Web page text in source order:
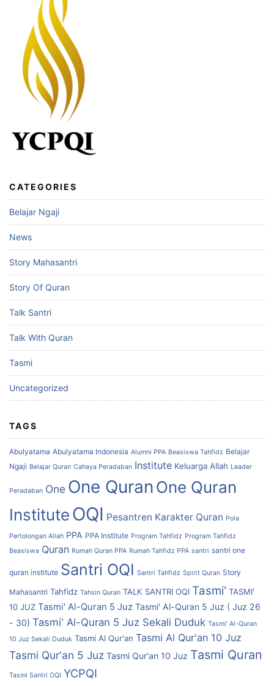
CATEGORIES
Belajar Ngaji
News
Story Mahasantri
Story Of Quran
Talk Santri
Talk With Quran
Tasmi
Uncategorized
TAGS
Abulyatama Abulyatama Indonesia Alumni PPA Beasiswa Tahfidz Belajar
Ngaji Belajar Quran Cahaya Peradaban Institute Keluarga Allah Leader
Peradaban One One QuranOne Quran
InstituteOQI Pesantren Karakter Quran Pola
Pertolongan Allah PPA PPA Institute Program Tahfidz Program Tahfidz
Beasiswa Quran Rumah Quran PPA Rumah Tahfidz PPA santri santri one
quran institute Santri OQI Santri Tahfidz Spirit Quran Story
Mahasantri Tahfidz Tahsin Quran TALK SANTRI OQI Tasmi' TASMI'
10 JUZ Tasmi' Al-Quran 5 Juz Tasmi' Al-Quran 5 Juz ( Juz 26
- 30) Tasmi' Al-Quran 5 Juz Sekali Duduk Tasmi' Al-Quran
10 Juz Sekali Duduk Tasmi Al Qur'an Tasmi Al Qur'an 10 Juz
Tasmi Qur'an 5 Juz Tasmi Qur'an 10 Juz Tasmi Quran
Tasmi Santri OQI YCPQI